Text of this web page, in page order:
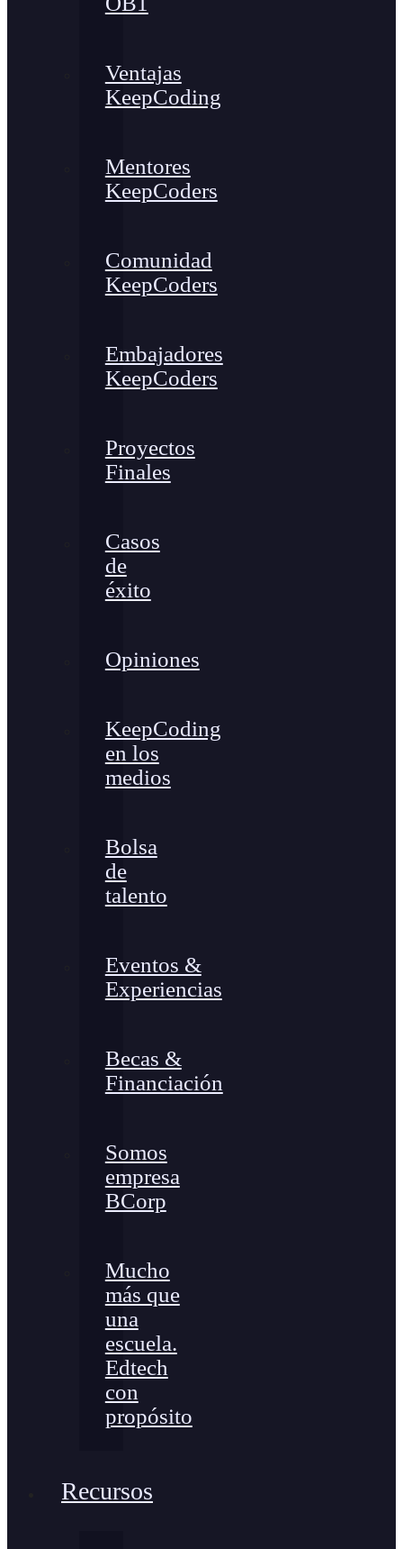
Ventajas
KeepCoding
Mentores
KeepCoders
Comunidad
KeepCoders
Embajadores
KeepCoders
Proyectos
Finales
Casos
de
éxito
Opiniones
KeepCoding
en los
medios
Bolsa
de
talento
Eventos &
Experiencias
Becas &
Financiación
Somos
empresa
BCorp
Mucho
más que
una
escuela.
Edtech
con
propósito
Recursos